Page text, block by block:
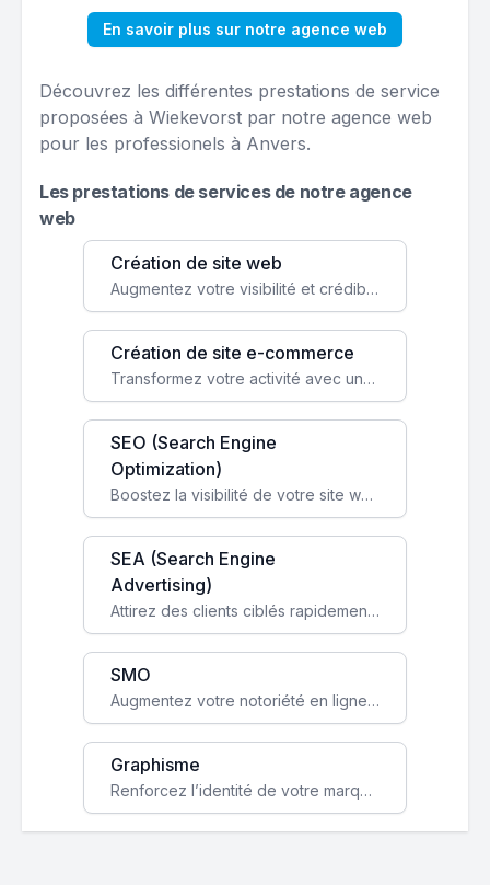
En savoir plus sur notre agence web
Découvrez les différentes prestations de service
proposées à Wiekevorst par notre agence web
pour les professionels à Anvers.
Les prestations de services de notre agence
web
Création de site web
Augmentez votre visibilité et crédibilité en ligne avec un site web performant, conçu pour attirer plus de clients.
Création de site e-commerce
Transformez votre activité avec une boutique en ligne, accessible à l'échelle mondiale 24/7.
SEO (Search Engine
Optimization)
Boostez la visibilité de votre site web sur Google et attirez du trafic qualifié grâce à nos stratégies SEO.
SEA (Search Engine
Advertising)
Attirez des clients ciblés rapidement avec des campagnes publicitaires payantes optimisées pour vos objectifs.
SMO
Augmentez votre notoriété en ligne et stimulez la croissance de votre entreprise grâce à une stratégie sociale sur mesure.
Graphisme
Renforcez l’identité de votre marque avec un design unique qui capte l’attention et engage vos clients.